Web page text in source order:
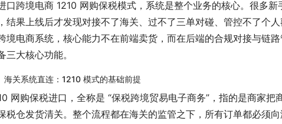
口跨境电商 1210 网购保税模式，系统是整个业务的核心。很多
结果上线后才发现对接不了海关、过不了三单对碰、管控不了个
境电商系统，核心能力不在前端卖货，而在后端的合规对接与链
三大核心功能。
海关系统直连：1210 模式的基础前提
网购保税进口，全称是 “保税跨境贸易电子商务”，指的是商家
税仓发货清关。整个流程都在海关的监管之下，所有订单都必须